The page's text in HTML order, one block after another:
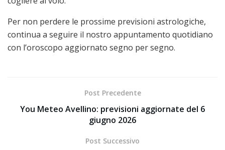
Per non perdere le prossime previsioni astrologiche,
continua a seguire il nostro appuntamento quotidiano
con l’oroscopo aggiornato segno per segno.
Post Precedente
You Meteo Avellino: previsioni aggiornate del 6
giugno 2026
Post Successivo